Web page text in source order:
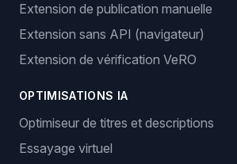
Extension de publication manuelle
Extension sans API (navigateur)
Extension de vérification VeRO
OPTIMISATIONS IA
Optimiseur de titres et descriptions
Essayage virtuel